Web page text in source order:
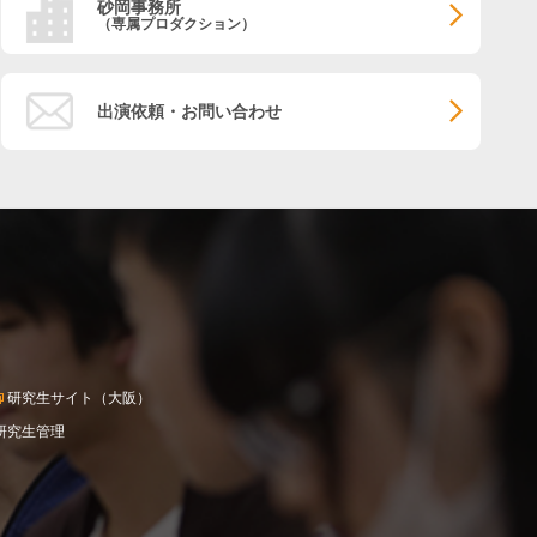
砂岡事務所
（専属プロダクション）
出演依頼・お問い合わせ
研究生サイト（大阪）
究生管理